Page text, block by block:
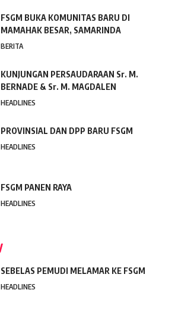
FSGM BUKA KOMUNITAS BARU DI
MAMAHAK BESAR, SAMARINDA
BERITA
KUNJUNGAN PERSAUDARAAN Sr. M.
BERNADE & Sr. M. MAGDALEN
HEADLINES
PROVINSIAL DAN DPP BARU FSGM
HEADLINES
FSGM PANEN RAYA
HEADLINES
SEBELAS PEMUDI MELAMAR KE FSGM
HEADLINES